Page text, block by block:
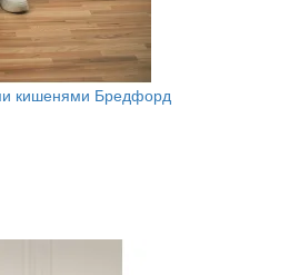
кишенями Бредфорд